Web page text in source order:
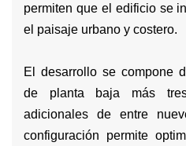
permiten que el edificio se
el paisaje urbano y costero.
El desarrollo se compone
de planta baja más
adicionales de entre
configuración permite